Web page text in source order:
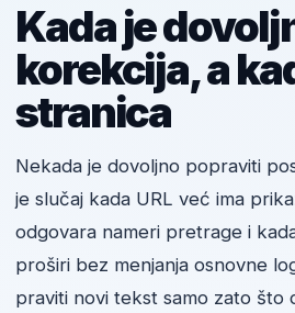
Kada je
korekcija, a
stranica
Nekada je dovoljno popraviti
je slučaj kada URL već ima
odgovara nameri pretrage i
proširi bez menjanja osnovne
praviti novi tekst samo zato što